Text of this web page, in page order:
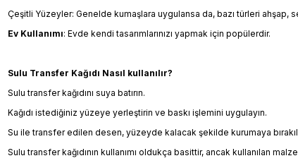
Çeşitli Yüzeyler: Genelde kumaşlara uygulansa da, bazı türleri
Ev Kullanımı: Evde kendi tasarımlarınızı yapmak için popülerdir.
Sulu Transfer Kağıdı Nasıl kullanılır?
Sulu transfer kağıdını suya batırın.
Kağıdı istediğiniz yüzeye yerleştirin ve baskı işlemini uygulayın.
Su ile transfer edilen desen, yüzeyde kalacak şekilde kurumaya
Sulu transfer kağıdının kullanımı oldukça basittir, ancak kullanılan